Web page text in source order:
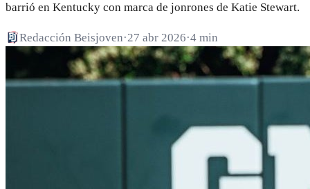
barrió en Kentucky con marca de jonrones de Katie Stewart.
Redacción Beisjoven·27 abr 2026·4 min